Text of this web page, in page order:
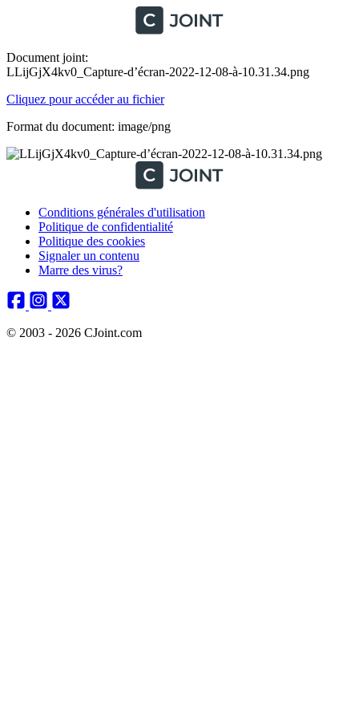
Document joint:
LLijGjX4kv0_Capture-d’écran-2022-12-08-à-10.31.34.png
Cliquez pour accéder au fichier
Format du document: image/png
Conditions générales d'utilisation
Politique de confidentialité
Politique des cookies
Signaler un contenu
Marre des virus?
© 2003 - 2026 CJoint.com